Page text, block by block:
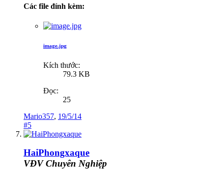
Các file đính kèm:
image.jpg
Kích thước:
79.3 KB
Đọc:
25
Mario357, 19/5/14
#5
HaiPhongxaque
VĐV Chuyên Nghiệp